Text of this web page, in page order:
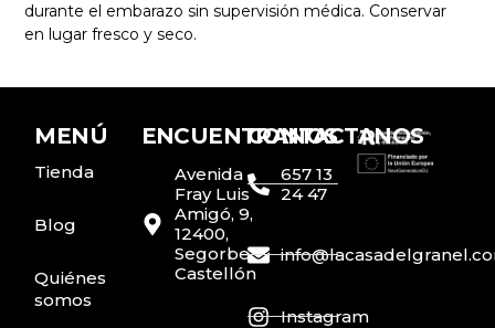
durante el embarazo sin supervisión médica. Conservar
en lugar fresco y seco.
MENÚ
Tienda
Blog
Quiénes
somos
ENCUENTRANOS
Avenida
Fray Luis
Amigó, 9,
12400,
Segorbe,
Castellón
CONTACTANOS
657 13
24 47
Instagram